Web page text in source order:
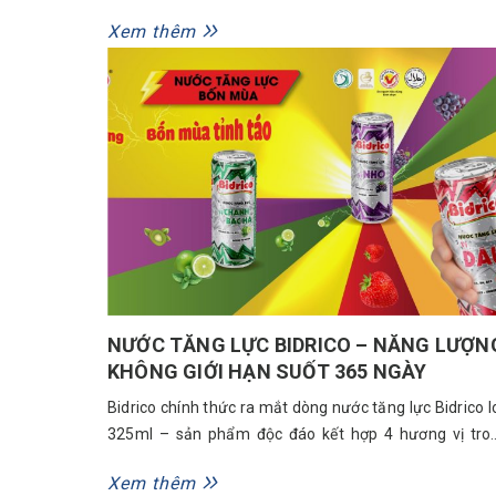
bộ sản phẩm phục vụ mùa lễ hội sớm hơn để đáp
Xem thêm
NƯỚC TĂNG LỰC BIDRICO – NĂNG
KHÔNG GIỚI HẠN SUỐT 365 NGÀY
Bidrico chính thức ra mắt dòng nước tăng lực Bidrico
325ml – sản phẩm độc đáo kết hợp 4 hương vị
mới mẻ, trẻ trung và bứt phá cho người tiêu dùng.
Xem thêm